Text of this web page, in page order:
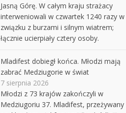
Jasną Górę. W całym kraju strażacy
interweniowali w czwartek 1240 razy w
związku z burzami i silnym wiatrem;
łącznie ucierpiały cztery osoby.
Mladifest dobiegł końca. Młodzi mają
zabrać Medziugorie w świat
7 sierpnia 2026
Młodzi z 73 krajów zakończyli w
Medziugoriu 37. Mladifest, przeżywany